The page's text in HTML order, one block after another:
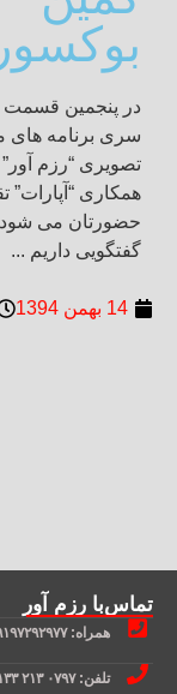
در پنجمین قسمت
سری برنامه های
تصویری “رزم آور”
همکاری “آپارات”
حضورتان می
گفتگویی داریم ...
14 بهمن 1394
تماس‌با رزم آور
همراه: ۰۹۱۹۷۲۹۲۹۷۷ – ۰۹۱۹۷۲۹۲۹۷۶
تلفن: ۰۷۹۷ ۲۱۳ ۱۳۳ ۹۸+